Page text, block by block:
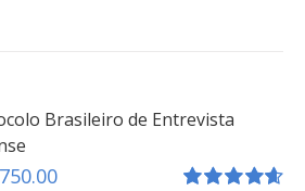
Brasileiro de Entrevista